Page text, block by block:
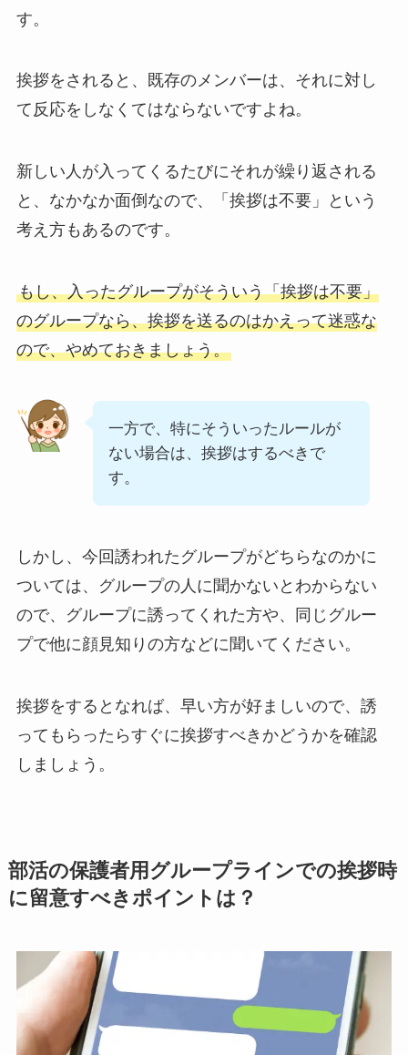
す。
挨拶をされると、既存のメンバーは、それに対し
て反応をしなくてはならないですよね。
新しい人が入ってくるたびにそれが繰り返される
と、なかなか面倒なので、「挨拶は不要」という
考え方もあるのです。
もし、入ったグループがそういう「挨拶は不要」
のグループなら、挨拶を送るのはかえって迷惑な
ので、やめておきましょう。
一方で、特にそういったルールが
ない場合は、挨拶はするべきで
す。
しかし、今回誘われたグループがどちらなのかに
ついては、グループの人に聞かないとわからない
ので、グループに誘ってくれた方や、同じグルー
プで他に顔見知りの方などに聞いてください。
挨拶をするとなれば、早い方が好ましいので、誘
ってもらったらすぐに挨拶すべきかどうかを確認
しましょう。
部活の保護者用グループラインでの挨拶時
に留意すべきポイントは？